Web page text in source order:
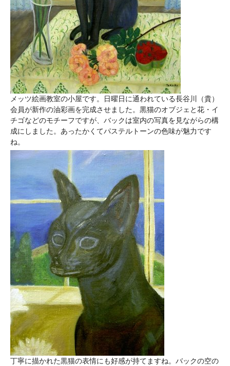
メッツ絵画教室の小屋です。日曜日に通われている長谷川（貴）
会員が新作の油彩画を完成させました。黒猫のオブジェと花・イ
チゴなどのモチーフですが、バックは室内の写真を見ながらの構
成にしました。あったかくてパステルトーンの色味が魅力です
ね。
丁寧に描かれた黒猫の表情にも好感が持てますね。バックの空の